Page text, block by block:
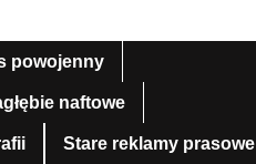
powojenny
naftowe
Stare reklamy prasowe